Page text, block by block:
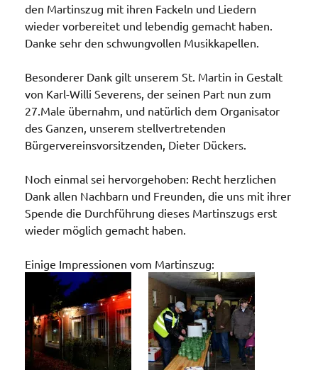
den Martinszug mit ihren Fackeln und Liedern
wieder vorbereitet und lebendig gemacht haben.
Danke sehr den schwungvollen Musikkapellen.
Besonderer Dank gilt unserem St. Martin in Gestalt
von Karl-Willi Severens, der seinen Part nun zum
27.Male übernahm, und natürlich dem Organisator
des Ganzen, unserem stellvertretenden
Bürgervereinsvorsitzenden, Dieter Dückers.
Noch einmal sei hervorgehoben: Recht herzlichen
Dank allen Nachbarn und Freunden, die uns mit ihrer
Spende die Durchführung dieses Martinszugs erst
wieder möglich gemacht haben.
Einige Impressionen vom Martinszug: